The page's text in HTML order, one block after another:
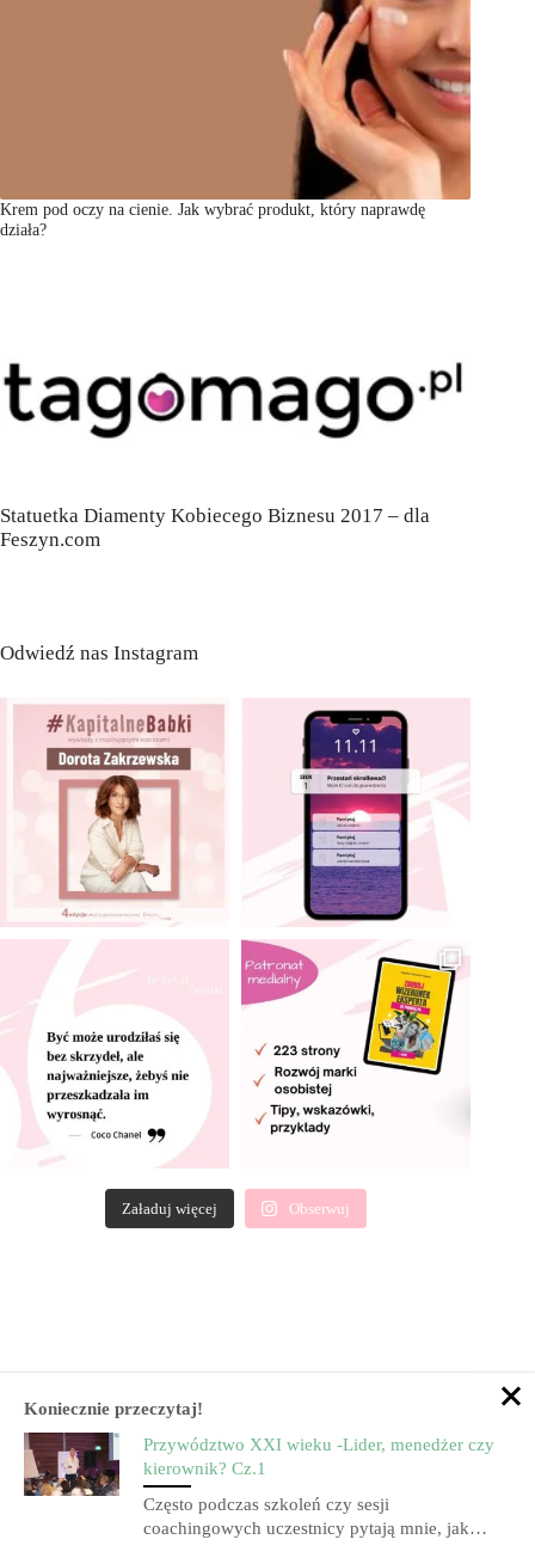
Krem pod oczy na cienie. Jak wybrać produkt, który naprawdę
działa?
Statuetka Diamenty Kobiecego Biznesu 2017 – dla
Feszyn.com
Odwiedź nas Instagram
Załaduj więcej Obserwuj
Koniecznie przeczytaj!
Przywództwo XXI wieku -Lider, menedżer czy
kierownik? Cz.1
Często podczas szkoleń czy sesji
coachingowych uczestnicy pytają mnie, jak…